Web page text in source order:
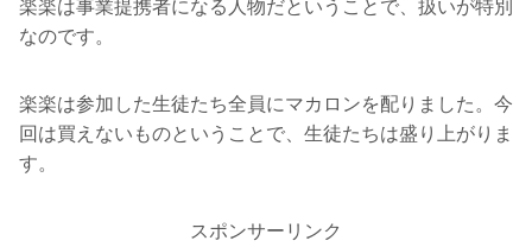
楽楽は事業提携者になる人物だということで、扱いが特別
なのです。
楽楽は参加した生徒たち全員にマカロンを配りました。今
回は買えないものということで、生徒たちは盛り上がりま
す。
スポンサーリンク